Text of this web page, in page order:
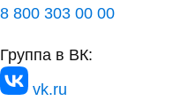
8 800 303 00 00
Группа в ВК:
vk.ru